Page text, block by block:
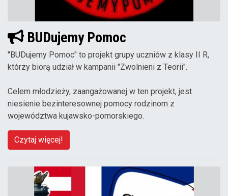
BUDujemy Pomoc
"BUDujemy Pomoc" to projekt grupy uczniów z klasy II R,
którzy biorą udział w kampanii "Zwolnieni z Teorii".
Celem młodzieży, zaangażowanej w ten projekt, jest
niesienie bezinteresownej pomocy rodzinom z
województwa kujawsko-pomorskiego.
Czytaj więcej!